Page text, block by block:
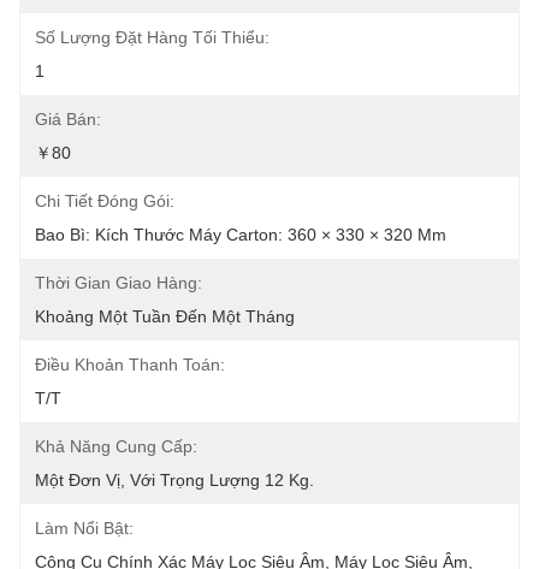
Số Lượng Đặt Hàng Tối Thiểu:
1
Giá Bán:
￥80
Chi Tiết Đóng Gói:
Bao Bì: Kích Thước Máy Carton: 360 × 330 × 320 Mm
Thời Gian Giao Hàng:
Khoảng Một Tuần Đến Một Tháng
Điều Khoản Thanh Toán:
T/T
Khả Năng Cung Cấp:
Một Đơn Vị, Với Trọng Lượng 12 Kg.
Làm Nổi Bật:
Công Cụ Chính Xác Máy Lọc Siêu Âm
Máy Lọc Siêu Âm